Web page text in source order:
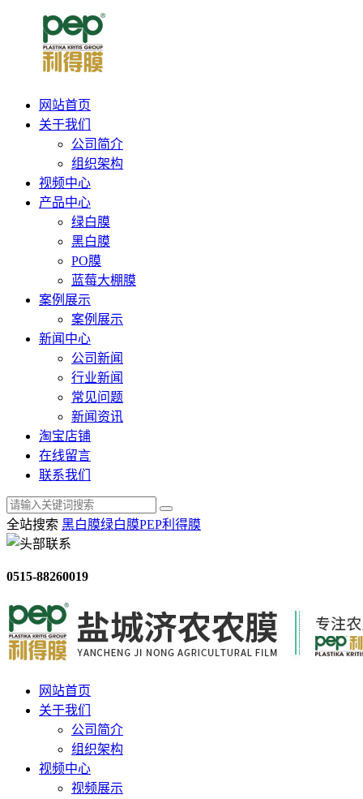
网站首页
关于我们
公司简介
组织架构
视频中心
产品中心
绿白膜
黑白膜
PO膜
蓝莓大棚膜
案例展示
案例展示
新闻中心
公司新闻
行业新闻
常见问题
新闻资讯
淘宝店铺
在线留言
联系我们
全站搜索 黑白膜绿白膜PEP利得膜
0515-88260019
网站首页
关于我们
公司简介
组织架构
视频中心
视频展示